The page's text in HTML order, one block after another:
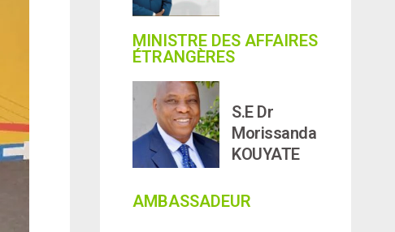
MINISTRE DES AFFAIRES
ÉTRANGÈRES
S.E Dr
Morissanda
KOUYATE
AMBASSADEUR